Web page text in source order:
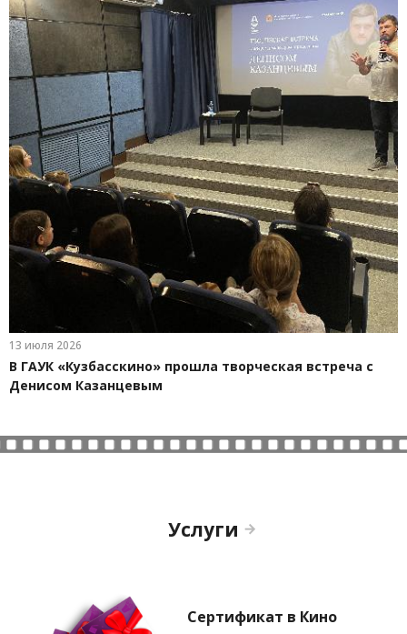
13 июля 2026
В ГАУК «Кузбасскино» прошла творческая встреча с
Денисом Казанцевым
Услуги
Сертификат в Кино